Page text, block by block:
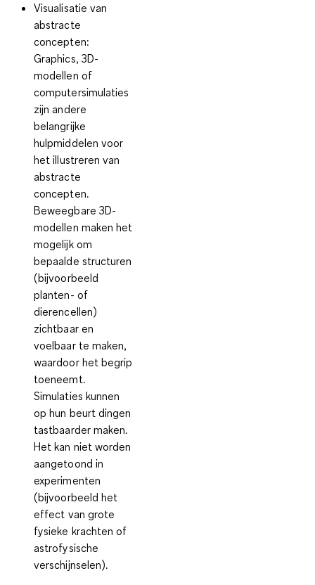
Visualisatie van
abstracte
concepten:
Graphics, 3D-
modellen of
computersimulaties
zijn andere
belangrijke
hulpmiddelen voor
het illustreren van
abstracte
concepten.
Beweegbare 3D-
modellen maken het
mogelijk om
bepaalde structuren
(bijvoorbeeld
planten- of
dierencellen)
zichtbaar en
voelbaar te maken,
waardoor het begrip
toeneemt.
Simulaties kunnen
op hun beurt dingen
tastbaarder maken.
Het kan niet worden
aangetoond in
experimenten
(bijvoorbeeld het
effect van grote
fysieke krachten of
astrofysische
verschijnselen).